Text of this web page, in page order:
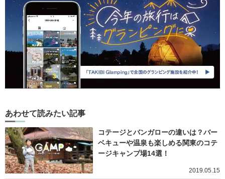
あわせて読みたい記事
コテージとバンガローの違いは？バー
ベキューや温泉も楽しめる関東のコテ
ージキャンプ場14選！
2019.05.15